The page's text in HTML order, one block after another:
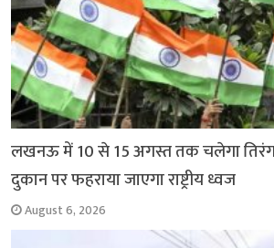
लखनऊ में 10 से 15 अगस्त तक चलेगा
दुकान पर फहराया जाएगा राष्ट्रीय ध्वज
August 6, 2026